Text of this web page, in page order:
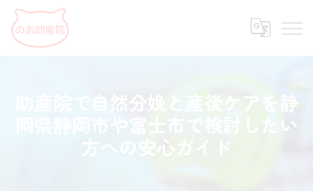
助産院で自然分娩と産後ケアを静
岡県静岡市や富士市で検討したい